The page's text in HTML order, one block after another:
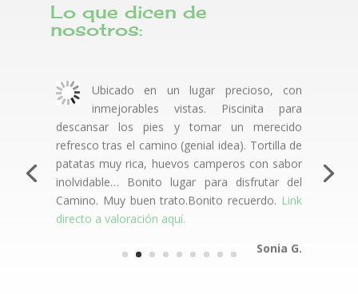
Lo que dicen de
nosotros:
Ubicado en un lugar precioso, con
inmejorables vistas. Piscinita para
descansar los pies y tomar un merecido
refresco tras el camino (genial idea). Tortilla de
patatas muy rica, huevos camperos con sabor
inolvidable… Bonito lugar para disfrutar del
Camino. Muy buen trato.Bonito recuerdo. Link
directo a valoración aquí.
Sonia G.